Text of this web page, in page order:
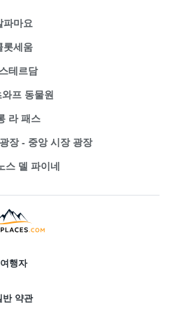
파마요
롯세움
테르담
프 동물원
라 패스
장 - 중앙 시장 광장
스 델 파이네
여행자
반 약관